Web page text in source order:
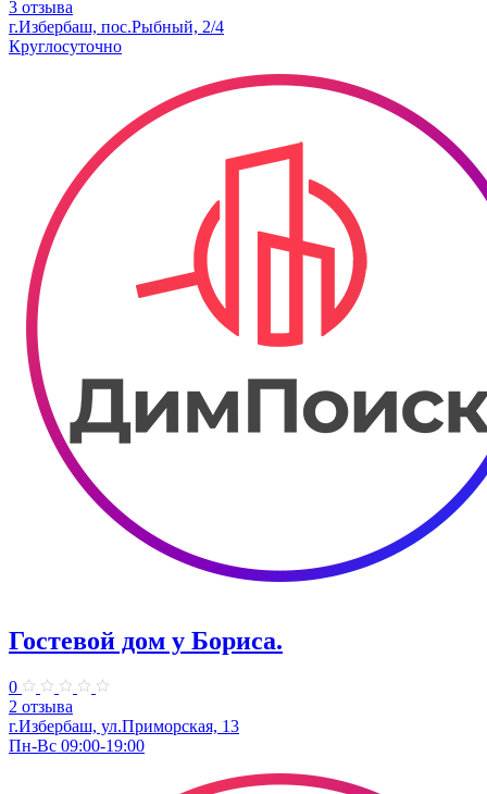
3 отзыва
г.Избербаш, пос.Рыбный, 2/4
Круглосуточно
Гостевой дом у Бориса.
0
2 отзыва
г.Избербаш, ул.Приморская, 13
Пн-Вс 09:00-19:00